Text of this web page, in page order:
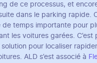
de ce processus, et
dans le parking rapide.
de temps importante pour
les voitures garées. C’est
solution pour localiser
ALD s’est associé à